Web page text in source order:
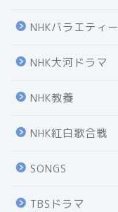
NHKバラエティー
NHK大河ドラマ
NHK教養
NHK紅白歌合戦
SONGS
TBSドラマ